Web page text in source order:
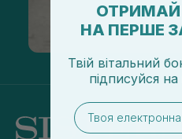
НА ПЕРШЕ
Твій вітальний
підписуйся на
email